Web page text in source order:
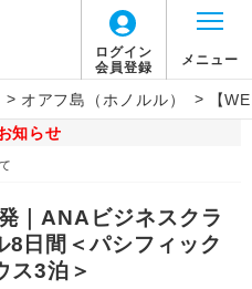
ログイン
会員登録
メニュー
> オアフ島（ホノルル） >
【
知らせ
｜ANAビジネスクラ
8日間＜パシフィック
ス3泊＞